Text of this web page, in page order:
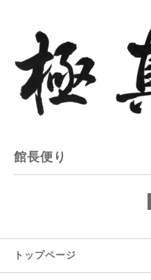
館長便り
トップページ